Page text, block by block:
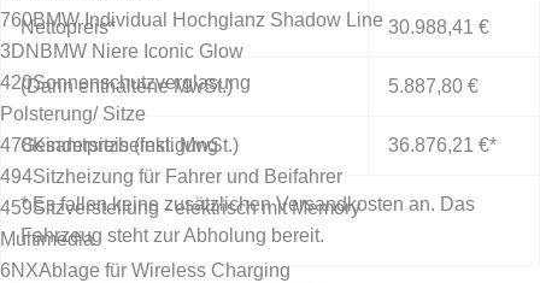
760BMW Individual Hochglanz Shadow Line
3DN BMW Niere Iconic Glow
420Sonnenschutzverglasung
Polsterung/ Sitze
478Kindersitzbefestigung
494Sitzheizung für Fahrer und Beifahrer
459Sitzverstellung - elektrisch mit Memory
Multimedia
6NXAblage für Wireless Charging
Nettopreis* 30.988,41 €
(Darin enthaltene MwSt.) 5.887,80 €
Gesamtpreis (inkl. MwSt.) 36.876,21 €*
* Es fallen keine zusätzlichen Versandkosten an. Das
Fahrzeug steht zur Abholung bereit.